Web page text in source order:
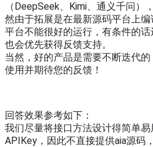
（DeepSeek、Kimi、通义千问）
然由于拓展是在最新源码平台上
平台不能很好的运行，有条件的话
也会优先获得反馈支持。
当然，好的产品是需要不断迭代
使用并期待您的反馈！
回答效果参考如下：
我们尽量将接口方法设计得简单
APIKey，因此不直接提供aia源码